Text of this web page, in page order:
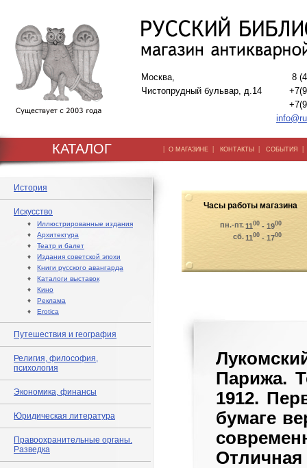
Москва,
Чистопрудный бульвар, д.14
8
КАТАЛОГ | О МАГАЗИНЕ | КОНТАКТЫ | СОБЫТИЯ
История
Искусство
♦ Иллюстрированные издания
♦ Архитектура
♦ Театр и балет
♦ Издания советской эпохи
♦ Книги русского авангарда
♦ Каталоги выставок
♦ Кино
♦ Реклама
♦ Erotica
Путешествия и география
Религия, философия,
психология
Экономика, финансы
Юридическая литература
Правоохранительные органы.
Разведка
Часы работы магазина
пн.-пт.1100 - 1900
сб.1100 - 1700
Парижа.
1912.
бумаге
Отличная